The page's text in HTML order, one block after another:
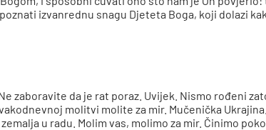
izvanrednu snagu Djeteta Boga, koji dolazi
zaboravite da je rat poraz. Uvijek. Nismo rođeni
molitvi molite za mir. Mučenička
u radu. Molim vas, molimo za mir. Činimo